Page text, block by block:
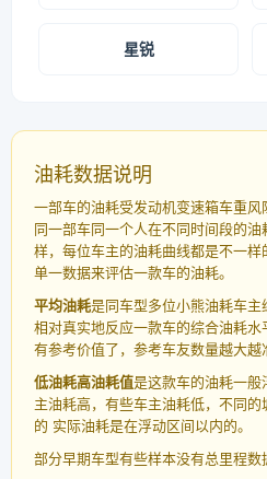
星锐
油耗数据说明
一部车的油耗受发动机变速箱车重风
同一部车同一个人在不同时间段的
样，每位车主的油耗曲线都是不一
单一数据来评估一款车的油耗。
平均油耗是同车型多位小熊油耗车
相对真实地反应一款车的综合油耗
有参考价值了，参考车友数量越大越
低油耗高油耗值是这款车的油耗一
主油耗高，有些车主油耗低，不同
的 实际油耗是在浮动区间以内的。
部分早期车型有些样本没有总里程数